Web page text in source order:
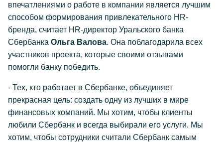
впечатлениями о работе в компании является лучшим
способом формирования привлекательного HR-
бренда, считает HR-директор Уральского банка
Сбербанка Ольга Валова. Она поблагодарила всех
участников проекта, которые своими отзывами
помогли банку победить.
- Тех, кто работает в Сбербанке, объединяет
прекрасная цель: создать одну из лучших в мире
финансовых компаний. Мы хотим, чтобы клиенты
любили Сбербанк и всегда выбирали его услуги. Мы
хотим, чтобы сотрудники считали Сбербанк самым